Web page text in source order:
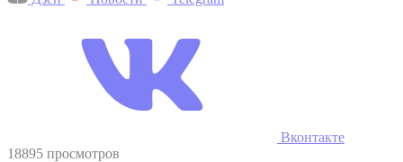
Вконтакте
18895 просмотров